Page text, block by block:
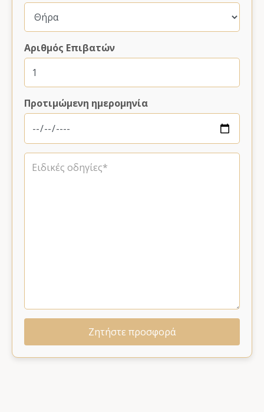
Αριθμός Επιβατών
Προτιμώμενη ημερομηνία